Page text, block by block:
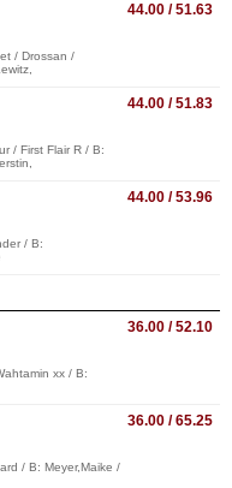
44.00 / 51.63
/ Drossan /
44.00 / 51.83
/ First Flair R / B:
44.00 / 53.96
/ B:
36.00 / 52.10
xx / B:
36.00 / 65.25
/ B: Meyer,Maike /